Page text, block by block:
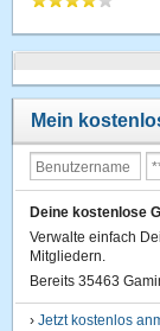
Mein
Deine kostenlose
Verwalte einfach
Mitgliedern.
Bereits 35463
›Jetzt kostenlos